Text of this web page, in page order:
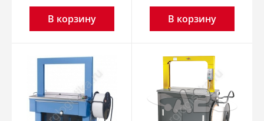
В корзину В корзину